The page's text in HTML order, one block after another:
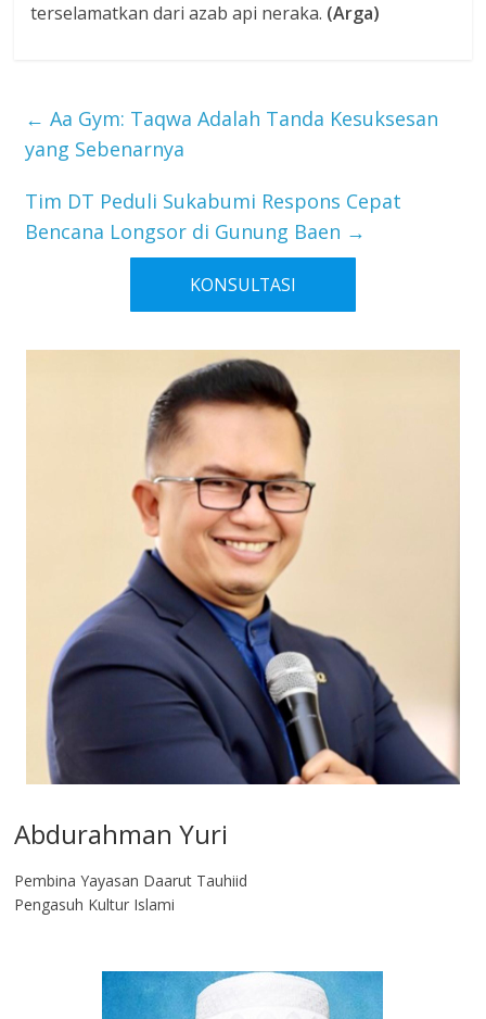
terselamatkan dari azab api neraka. (Arga)
← Aa Gym: Taqwa Adalah Tanda Kesuksesan
yang Sebenarnya
Tim DT Peduli Sukabumi Respons Cepat
Bencana Longsor di Gunung Baen →
KONSULTASI
Abdurahman Yuri
Pembina Yayasan Daarut Tauhiid
Pengasuh Kultur Islami